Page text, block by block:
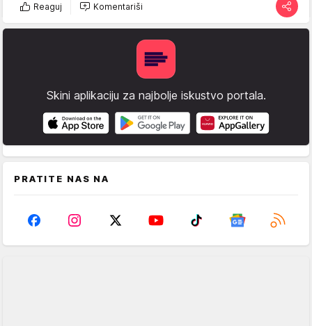
Reaguj Komentariši
Skini aplikaciju za najbolje iskustvo portala.
PRATITE NAS NA